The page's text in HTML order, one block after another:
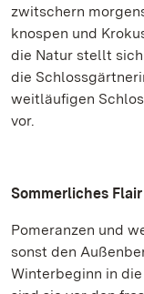
zwitschern
knospen und
die Natur stellt
die
weitläufigen
vor.
Sommerliches
Pomeranzen und
sonst den
Winterbeginn in